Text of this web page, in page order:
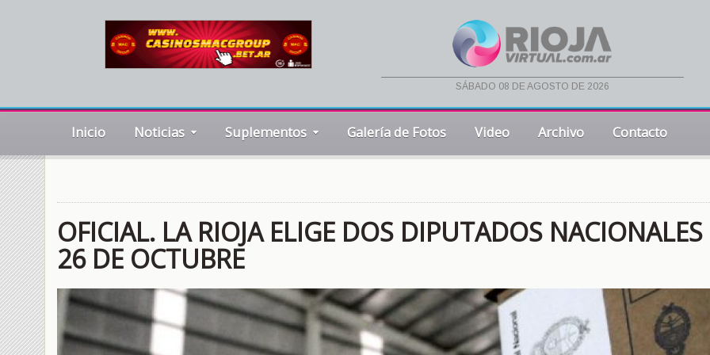
sábado 08 de agosto de 2026
Inicio Noticias Suplementos Galería de Fotos Video Archivo Contacto
OFICIAL. LA RIOJA ELIGE DOS DIPUTADOS NACIONALES
26 DE OCTUBRE